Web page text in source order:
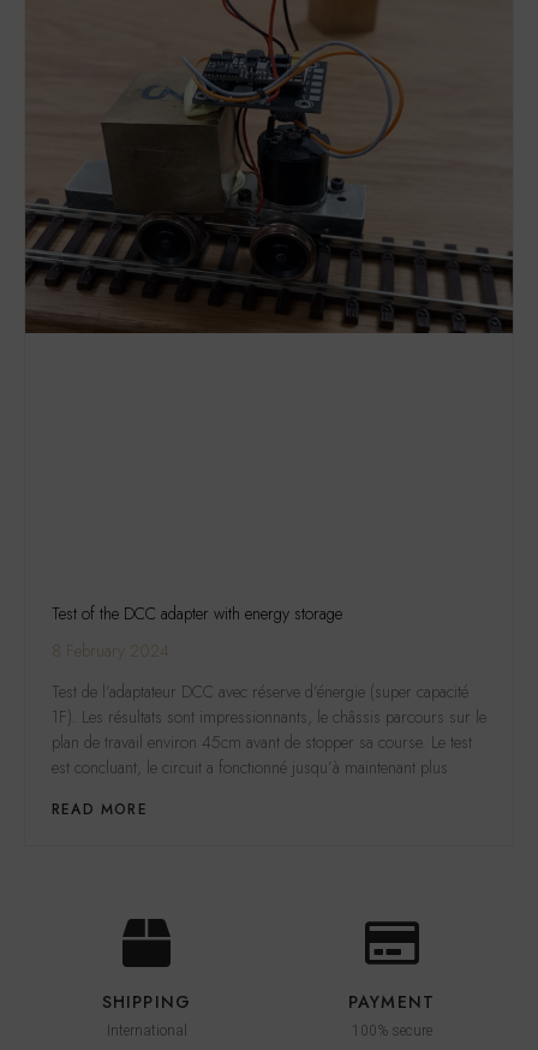
Test of the DCC adapter with energy storage
8 February 2024
Test de l’adaptateur DCC avec réserve d’énergie (super capacité
1F). Les résultats sont impressionnants, le châssis parcours sur le
plan de travail environ 45cm avant de stopper sa course. Le test
est concluant, le circuit a fonctionné jusqu’à maintenant plus
READ MORE
SHIPPING
International
PAYMENT
100% secure